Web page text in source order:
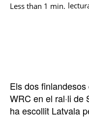
Less than 1 min.
Els dos
WRC en el ral·li
ha escollit Latvala